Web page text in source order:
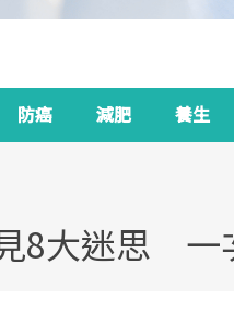
防癌 減肥 養生
8大迷思 一